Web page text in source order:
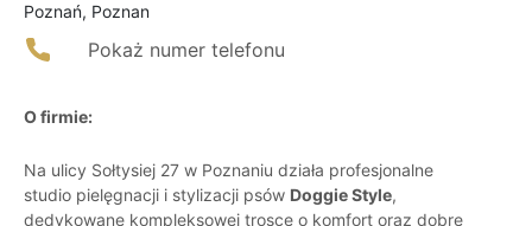
Poznań, Poznan
Pokaż numer telefonu
O firmie:
Na ulicy Sołtysiej 27 w Poznaniu działa profesjonalne
studio pielęgnacji i stylizacji psów Doggie Style,
dedykowane kompleksowej trosce o komfort oraz dobre